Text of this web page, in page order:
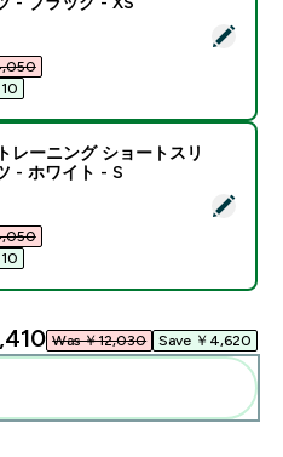
ンズ トレーニング ショート
price
ンズ トレーニング ショート
レーニング ショートスリ
- ホワイト - S
price
Was ￥12,030‎ Save ￥4,620‎